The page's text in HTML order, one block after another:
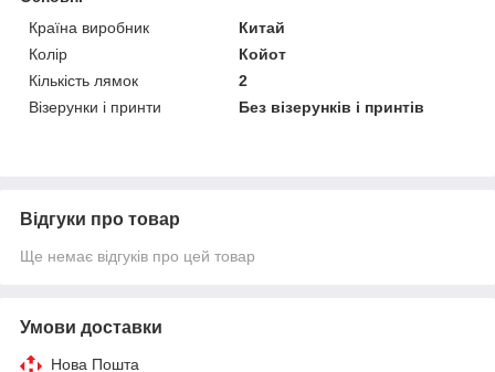
Країна виробник
Китай
Колір
Койот
Кількість лямок
2
Візерунки і принти
Без візерунків і принтів
Відгуки про товар
Ще немає відгуків про цей товар
Умови доставки
Нова Пошта